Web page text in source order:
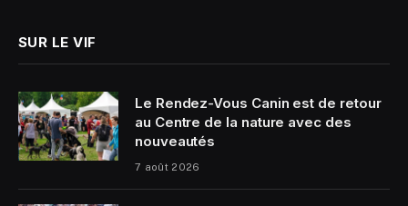
SUR LE VIF
Le Rendez-Vous Canin est de retour
au Centre de la nature avec des
nouveautés
7 août 2026